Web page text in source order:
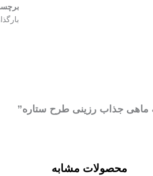
ماهی جذاب رزینی طرح ستاره”
محصولات مشابه